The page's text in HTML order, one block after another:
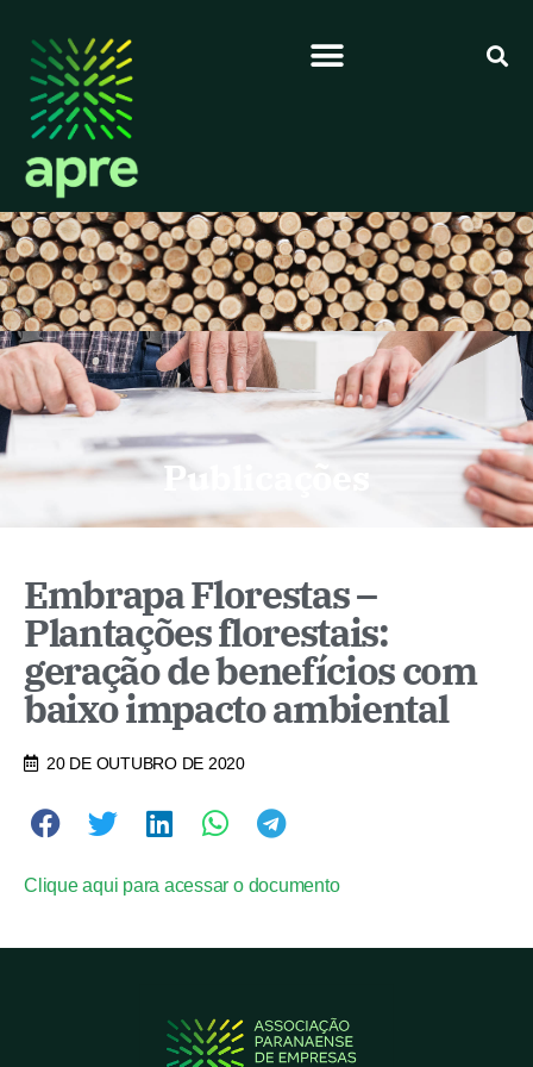
Publicações
Embrapa Florestas –
Plantações florestais:
geração de benefícios com
baixo impacto ambiental
20 DE OUTUBRO DE 2020
Clique aqui para acessar o documento